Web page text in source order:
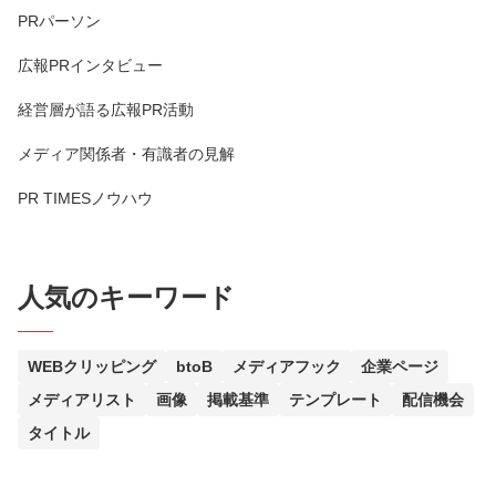
PRパーソン
広報PRインタビュー
経営層が語る広報PR活動
メディア関係者・有識者の見解
PR TIMESノウハウ
人気のキーワード
WEBクリッピング btoB メディアフック
企業ページ
メディアリスト
画像 掲載基準 テンプレート
配信機会
タイトル